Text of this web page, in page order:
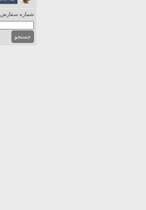
شماره سفارش